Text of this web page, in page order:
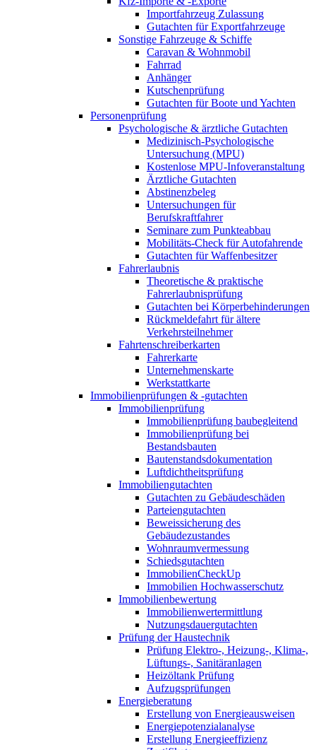
Importfahrzeug Zulassung
Gutachten für Exportfahrzeuge
Sonstige Fahrzeuge & Schiffe
Caravan & Wohnmobil
Fahrrad
Anhänger
Kutschenprüfung
Gutachten für Boote und Yachten
Personenprüfung
Psychologische & ärztliche Gutachten
Medizinisch-Psychologische
Untersuchung (MPU)
Kostenlose MPU-Infoveranstaltung
Ärztliche Gutachten
Abstinenzbeleg
Untersuchungen für
Berufskraftfahrer
Seminare zum Punkteabbau
Mobilitäts-Check für Autofahrende
Gutachten für Waffenbesitzer
Fahrerlaubnis
Theoretische & praktische
Fahrerlaubnisprüfung
Gutachten bei Körperbehinderungen
Rückmeldefahrt für ältere
Verkehrsteilnehmer
Fahrtenschreiberkarten
Fahrerkarte
Unternehmenskarte
Werkstattkarte
Immobilienprüfungen & -gutachten
Immobilienprüfung
Immobilienprüfung baubegleitend
Immobilienprüfung bei
Bestandsbauten
Bautenstandsdokumentation
Luftdichtheitsprüfung
Immobiliengutachten
Gutachten zu Gebäudeschäden
Parteiengutachten
Beweissicherung des
Gebäudezustandes
Wohnraumvermessung
Schiedsgutachten
ImmobilienCheckUp
Immobilien Hochwasserschutz
Immobilienbewertung
Immobilienwertermittlung
Nutzungsdauergutachten
Prüfung der Haustechnik
Prüfung Elektro-, Heizung-, Klima-,
Lüftungs-, Sanitäranlagen
Heizöltank Prüfung
Aufzugsprüfungen
Energieberatung
Erstellung von Energieausweisen
Energiepotenzialanalyse
Erstellung Energieeffizienz